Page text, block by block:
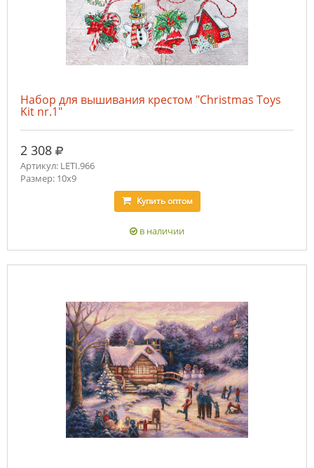
Набор для вышивания крестом "Christmas Toys
Kit nr.1"
2 308 руб.
Артикул: LETI.966
Размер: 10x9
Купитьоптом
в наличии